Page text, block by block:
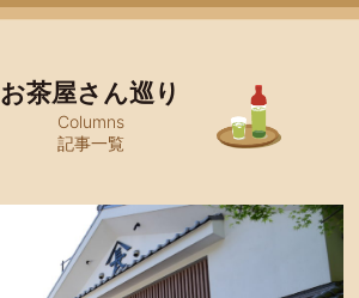
お茶屋さん巡り
Columns
記事一覧